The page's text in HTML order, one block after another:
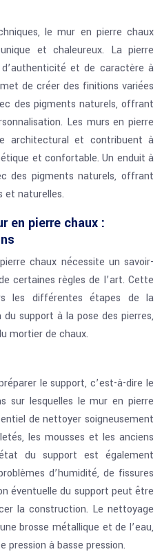
le mur en pierre chaux
et chaleureux. La pierre
et de caractère à
de créer des finitions variées
des pigments naturels, offrant
Les murs en pierre
architectural et contribuent à
et confortable. Un enduit à
des pigments naturels, offrant
et naturelles.
en pierre chaux :
chaux nécessite un savoir-
certaines règles de l’art. Cette
les différentes étapes de la
support à la pose des pierres,
mortier de chaux.
le support, c’est-à-dire le
sur lesquelles le mur en pierre
de nettoyer soigneusement
les mousses et les anciens
du support est également
d’humidité, de fissures
éventuelle du support peut être
la construction. Le nettoyage
brosse métallique et de l’eau,
pression à basse pression.